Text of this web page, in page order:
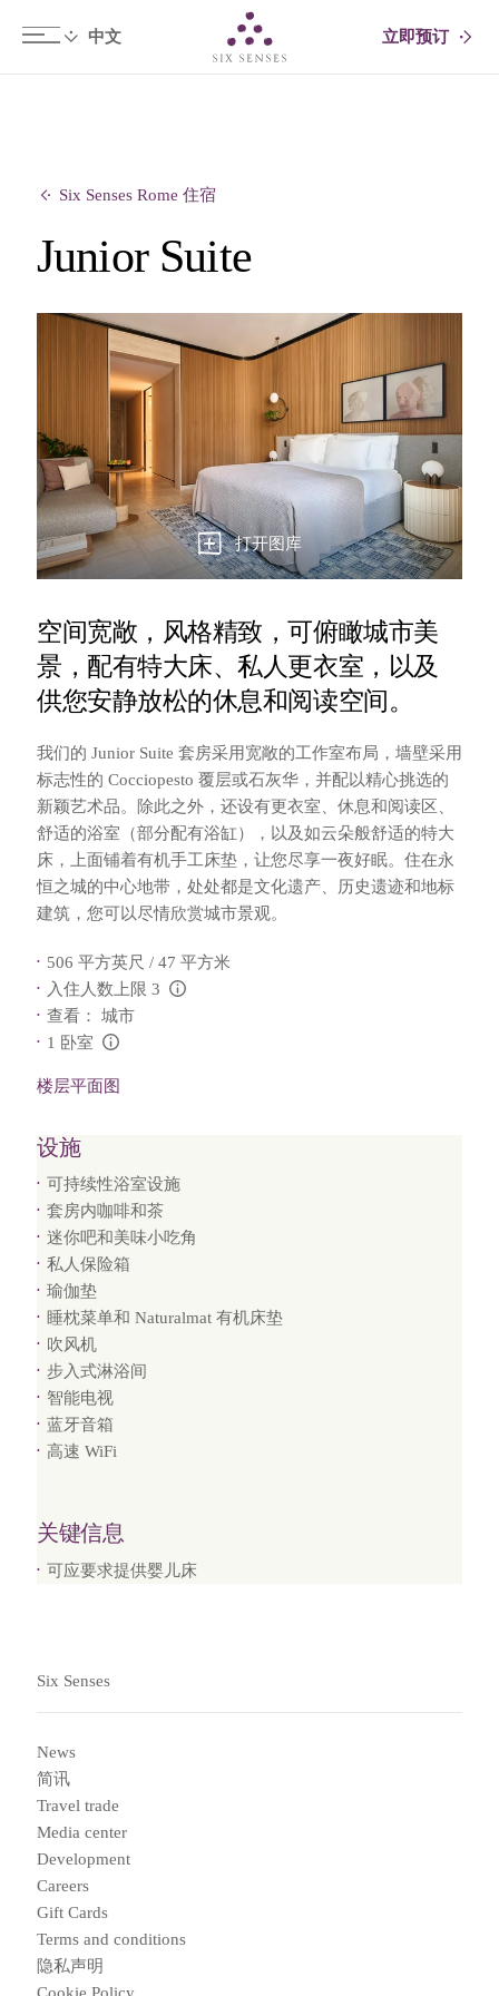
立即预订
Six Senses Rome 住宿
Junior Suite
打开图库
空间宽敞，风格精致，可俯瞰城市美
景，配有特大床、私人更衣室，以及
供您安静放松的休息和阅读空间。
我们的 Junior Suite 套房采用宽敞的工作室布局，墙壁采用
标志性的 Cocciopesto 覆层或石灰华，并配以精心挑选的
新颖艺术品。除此之外，还设有更衣室、休息和阅读区、
舒适的浴室（部分配有浴缸），以及如云朵般舒适的特大
床，上面铺着有机手工床垫，让您尽享一夜好眠。住在永
恒之城的中心地带，处处都是文化遗产、历史遗迹和地标
建筑，您可以尽情欣赏城市景观。
506 平方英尺 / 47 平方米
入住人数上限 3
查看： 城市
1 卧室
楼层平面图
设施
可持续性浴室设施
套房内咖啡和茶
迷你吧和美味小吃角
私人保险箱
瑜伽垫
睡枕菜单和 Naturalmat 有机床垫
吹风机
步入式淋浴间
智能电视
蓝牙音箱
高速 WiFi
关键信息
可应要求提供婴儿床
Six Senses
News
简讯
Travel trade
Media center
Development
Careers
Gift Cards
Terms and conditions
隐私声明
Cookie Policy